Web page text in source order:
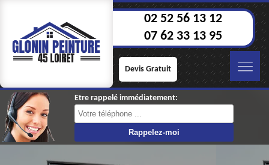
02 52 56 13 12
07 62 33 13 95
Devis Gratuit
Etre rappelé immédiatement: